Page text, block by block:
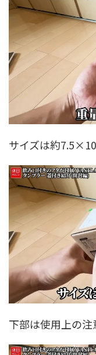
サイズは約
下部は使用上の注